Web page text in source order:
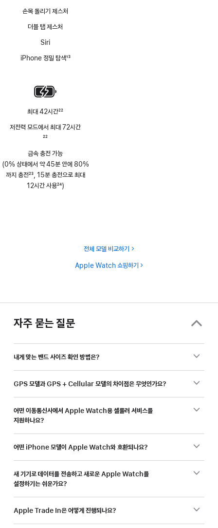
손목 돌리기 제스처
더블 탭 제스처
Siri
iPhone 정밀 탐색13
최대 42시간22
저전력 모드에서 최대 72시간
22
급속 충전 가능
(0% 상태에서 약 45분 안에 80%
까지 충전23, 15분 충전으로 최대
12시간 사용24)
전체 모델 비교하기
Apple Watch 쇼핑하기
자주 묻는 질문
내게 맞는 밴드 사이즈 확인 방법은?
GPS 모델과 GPS + Cellular 모델의 차이점은 무엇인가요?
어떤 이동통신사에서 Apple Watch용 셀룰러 서비스를
지원하나요?
어떤 iPhone 모델이 Apple Watch와 호환되나요?
새 기기로 데이터를 전송하고 새로운 Apple Watch를
설정하기는 쉬운가요?
Apple Trade In은 어떻게 진행되나요?